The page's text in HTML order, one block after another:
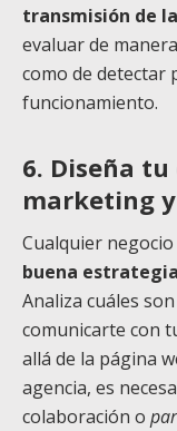
transmisión de
evaluar de
como de detectar
funcionamiento.
6. Diseña
marketing
Cualquier
buena
Analiza cuáles
comunicarte con
allá de la página
agencia, es
colaboración o